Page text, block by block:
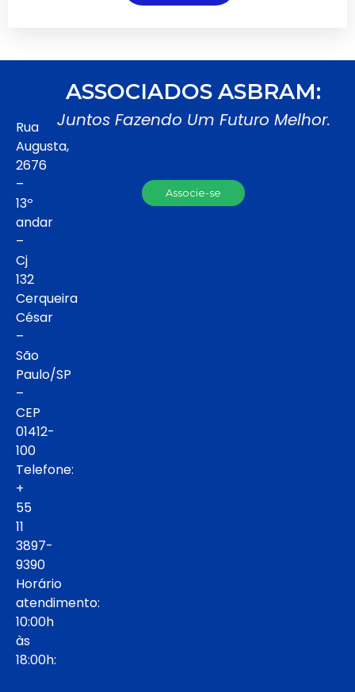
Rua
Augusta,
2676
–
13º
andar
–
Cj
132
Cerqueira
César
–
São
Paulo/SP
–
CEP
01412-
100
Telefone:
+
55
11
3897-
9390
Horário
atendimento:
10:00h
às
18:00h:
ASSOCIADOS ASBRAM:
Juntos Fazendo Um Futuro Melhor.
Associe-se